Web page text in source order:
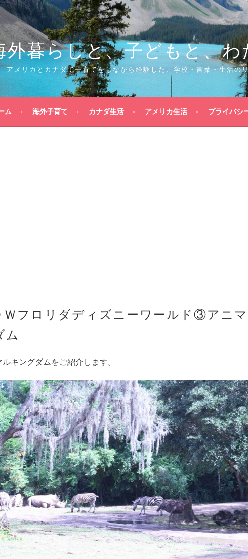
外暮らしと、子どもと、わ
アメリカとカナダで子育てをしながら経験した、学校・言葉・生活の
ム 海外子育て カナダ生活 アメリカ生活 プライバシ
Ｗフロリダディズニーワールド③アニマ
ム
キングダムをご紹介します。